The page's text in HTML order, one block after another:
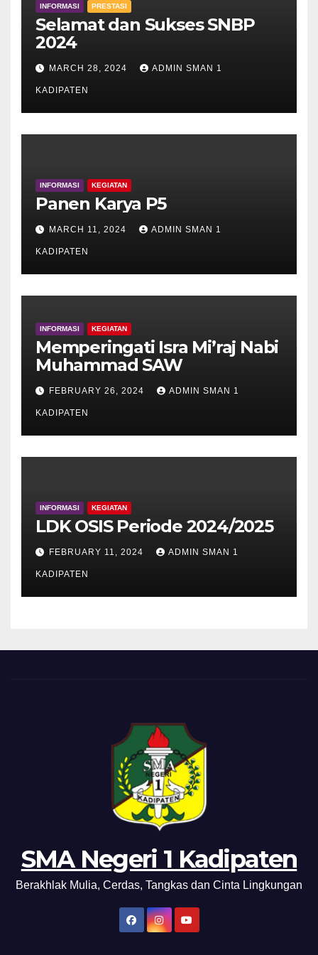
INFORMASI PRESTASI
Selamat dan Sukses SNBP
2024
MARCH 28, 2024 ADMIN SMAN 1
KADIPATEN
INFORMASI KEGIATAN
Panen Karya P5
MARCH 11, 2024 ADMIN SMAN 1
KADIPATEN
INFORMASI KEGIATAN
Memperingati Isra Mi’raj Nabi
Muhammad SAW
FEBRUARY 26, 2024 ADMIN SMAN 1
KADIPATEN
INFORMASI KEGIATAN
LDK OSIS Periode 2024/2025
FEBRUARY 11, 2024 ADMIN SMAN 1
KADIPATEN
SMA Negeri 1 Kadipaten
Berakhlak Mulia, Cerdas, Tangkas dan Cinta Lingkungan